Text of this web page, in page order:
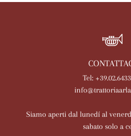
Tel:
Siamo aperti dal lunedí al
sabato solo a